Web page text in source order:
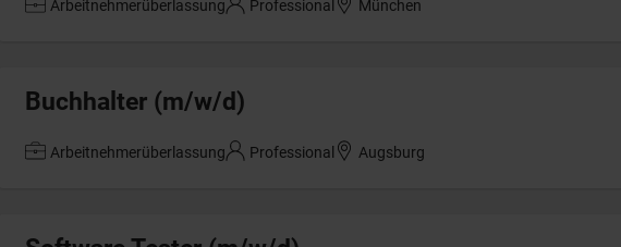
Arbeitnehmerüberlassung Professional München
Buchhalter (m/w/d)
Arbeitnehmerüberlassung Professional Augsburg